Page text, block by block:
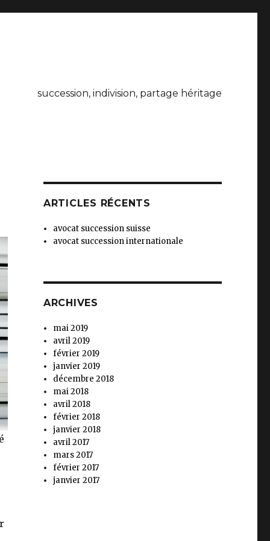
succession, indivision, partage héritage
ARTICLES RÉCENTS
avocat succession suisse
avocat succession internationale
ARCHIVES
mai 2019
avril 2019
février 2019
janvier 2019
décembre 2018
mai 2018
avril 2018
février 2018
janvier 2018
avril 2017
mars 2017
février 2017
janvier 2017